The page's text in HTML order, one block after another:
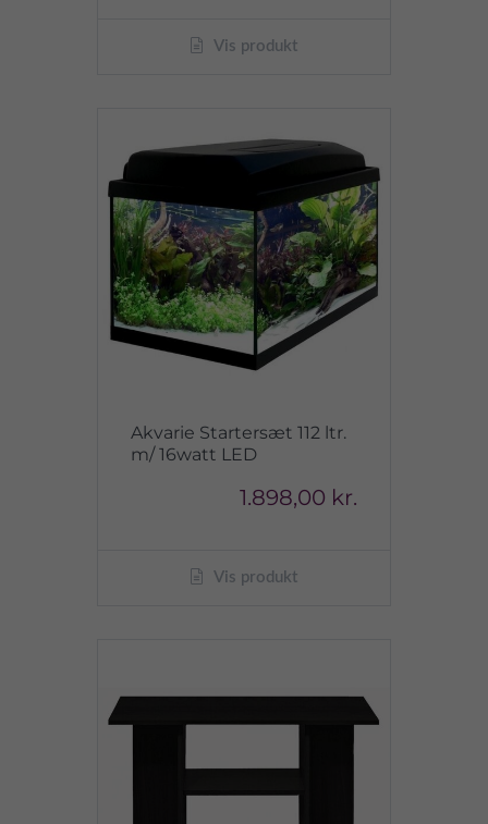
Vis produkt
Akvarie Startersæt 112 ltr.
m/ 16watt LED
1.898,00 kr.
Vis produkt